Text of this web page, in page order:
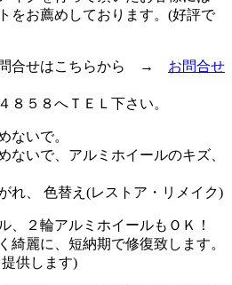
をお薦めしております。(好評で
問合せはこちらから → お問合せ
８５８へＴＥＬ下さい。
ないで。
ないで、アルミホイールのキズ、
れ、 色替え(レストア・リメイク)
、２輪アルミホイールもＯＫ！
綺麗に、短納期で修復致します。
供します)